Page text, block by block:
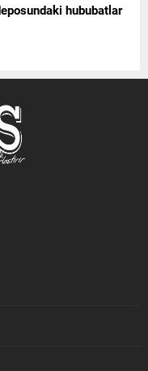
hububatlar